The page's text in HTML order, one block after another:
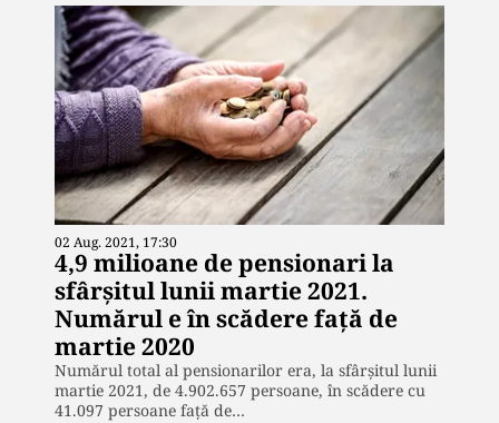
02 Aug. 2021, 17:30
4,9 milioane de pensionari la
sfârșitul lunii martie 2021.
Numărul e în scădere față de
martie 2020
Numărul total al pensionarilor era, la sfârşitul lunii
martie 2021, de 4.902.657 persoane, în scădere cu
41.097 persoane faţă de…